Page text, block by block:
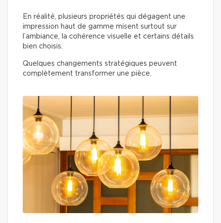
En réalité, plusieurs propriétés qui dégagent une
impression haut de gamme misent surtout sur
l’ambiance, la cohérence visuelle et certains détails
bien choisis.
Quelques changements stratégiques peuvent
complètement transformer une pièce.